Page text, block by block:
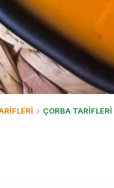
ÇORBA TARİFLERİ